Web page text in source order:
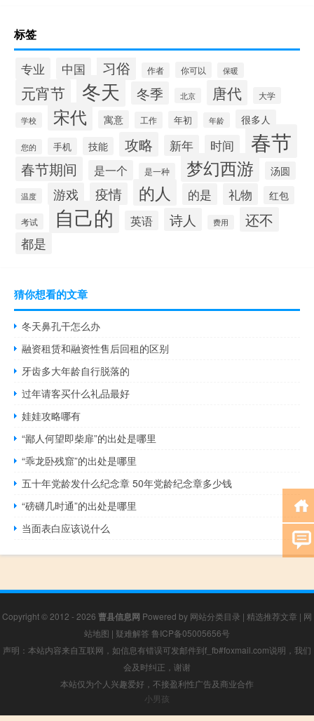
标签
专业 中国 习俗 作者 你可以 保暖
元宵节 冬天 冬季 北京 唐代 大学
学校 宋代 寓意 工作 年初 年龄 很多人
您的 手机 技能 攻略 新年 时间 春节
春节期间 是一个 是一种 梦幻西游 汤圆
温度 游戏 疫情 的人 的是 礼物 红包
考试 自己的 英语 诗人 费用 还不
都是
猜你想看的文章
冬天鼻孔干怎么办
融资租赁和融资性售后回租的区别
牙齿多大年龄自行脱落的
过年请客买什么礼品最好
娃娃攻略哪有
“鄙人何望即柴扉”的出处是哪里
“乖龙卧残窟”的出处是哪里
五十年党龄发什么纪念章 50年党龄纪念章多少钱
“磅礴几时通”的出处是哪里
当面表白应该说什么
Copyright © 2012 - 2026 曹县信息网 Powered by 网站分类目录 | 精选推荐文章 | 网
站地图 | 疑难解答 鲁ICP备05005656号
声明：本站内容来自互联网，如信息有错误可发邮件到f_fb#foxmail.com说明，我们
会及时纠正，谢谢
本站仅为个人兴趣爱好，不接盈利性广告及商业合作
小男孩